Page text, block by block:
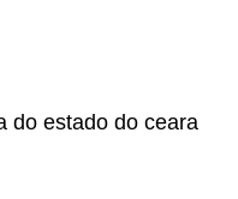
do estado do ceara